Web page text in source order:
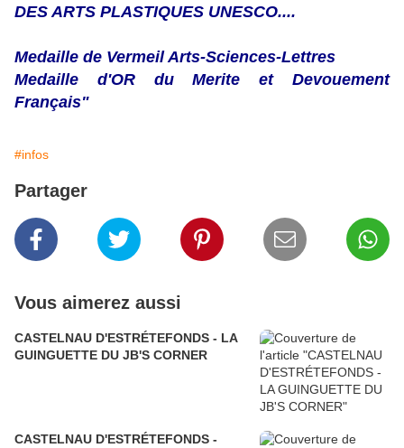
DES ARTS PLASTIQUES UNESCO....
Medaille de Vermeil Arts-Sciences-Lettres
Medaille d'OR du Merite et Devouement
Français"
#infos
Partager
Vous aimerez aussi
CASTELNAU D'ESTRÉTEFONDS - LA
GUINGUETTE DU JB'S CORNER
CASTELNAU D'ESTRÉTEFONDS -